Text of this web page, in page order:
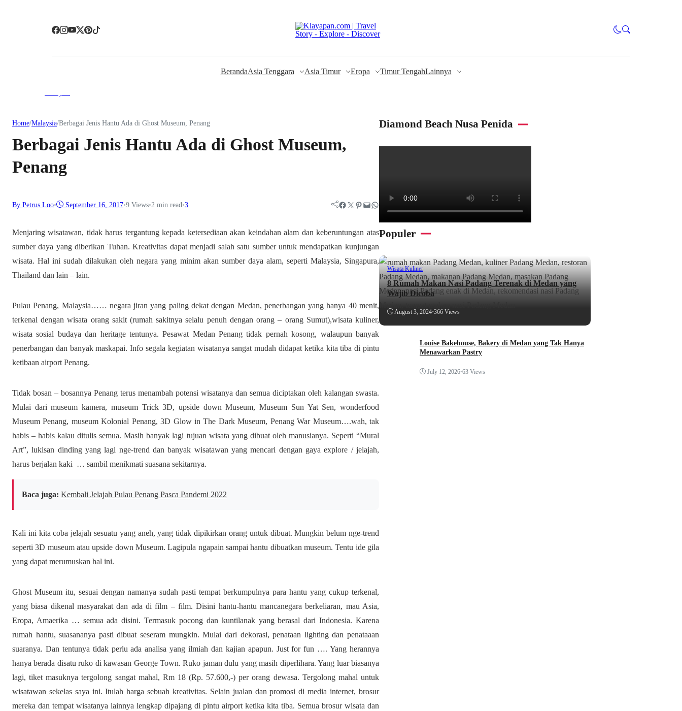
BerandaAsia Tenggara Asia Timur Eropa Timur TengahLainnya
Home/Malaysia/Berbagai Jenis Hantu Ada di Ghost Museum, Penang
Berbagai Jenis Hantu Ada di Ghost Museum,
Penang
By Petrus Loo• September 16, 2017•9 Views•2 min read•3 Facebook Twitter Pinterest Mail WhatsApp
Menjaring wisatawan, tidak harus tergantung kepada ketersediaan akan keindahan alam dan keberuntungan atas
sumber daya yang diberikan Tuhan. Kreativitas dapat menjadi salah satu sumber untuk mendapatkan kunjungan
wisata. Hal ini sudah dilakukan oleh negara yang minim akan sumber daya alam, seperti Malaysia, Singapura,
Thailand dan lain – lain.
Pulau Penang, Malaysia…… negara jiran yang paling dekat dengan Medan, penerbangan yang hanya 40 menit,
terkenal dengan wisata orang sakit (rumah sakitnya selalu penuh dengan orang – orang Sumut),wisata kuliner,
wisata sosial budaya dan heritage tentunya. Pesawat Medan Penang tidak pernah kosong, walaupun banyak
penerbangan dan banyak maskapai. Info segala kegiatan wisatanya sangat mudah didapat ketika kita tiba di pintu
ketibaan airport Penang.
Tidak bosan – bosannya Penang terus menambah potensi wisatanya dan semua diciptakan oleh kalangan swasta.
Mulai dari museum kamera, museum Trick 3D, upside down Museum, Museum Sun Yat Sen, wonderfood
Museum Penang, museum Kolonial Penang, 3D Glow in The Dark Museum, Penang War Museum….wah, tak
habis – habis kalau ditulis semua. Masih banyak lagi tujuan wisata yang dibuat oleh manusianya. Seperti “Mural
Art”, lukisan dinding yang lagi nge-trend dan banyak wisatawan yang mencari dengan gaya explore / jelajah,
harus berjalan kaki … sambil menikmati suasana sekitarnya.
Baca juga: Kembali Jelajah Pulau Penang Pasca Pandemi 2022
Kali ini kita coba jelajah sesuatu yang aneh, yang tidak dipikirkan orang untuk dibuat. Mungkin belum nge-trend
seperti 3D museum atau upside down Museum. Lagipula ngapain sampai hantu dibuatkan museum. Tentu ide gila
yang dapat merumuskan hal ini.
Ghost Museum itu, sesuai dengan namanya sudah pasti tempat berkumpulnya para hantu yang cukup terkenal,
yang biasa dikenal masyarakat dan ada di film – film. Disini hantu-hantu mancanegara berkeliaran, mau Asia,
Eropa, Amaerika … semua ada disini. Termasuk pocong dan kuntilanak yang berasal dari Indonesia. Karena
rumah hantu, suasananya pasti dibuat seseram mungkin. Mulai dari dekorasi, penataan lighting dan penataaan
suaranya. Dan tentunya tidak perlu ada analisa yang ilmiah dan kajian apapun. Just for fun …. Yang herannya
hanya berada disatu ruko di kawasan George Town. Ruko jaman dulu yang masih diperlihara. Yang luar biasanya
lagi, tiket masuknya tergolong sangat mahal, Rm 18 (Rp. 57.600,-) per orang dewasa. Tergolong mahal untuk
wisatawan sekelas saya ini. Itulah harga sebuah kreativitas. Selain jualan dan promosi di media internet, brosur
mereka dan tempat wisatanya lainnya lengkap dipajang di pintu airport ketika kita tiba. Semua brosur wisata dan
Diamond Beach Nusa Penida
Populer
Wisata Kuliner
8 Rumah Makan Nasi Padang Terenak di Medan yang
Wajib Dicoba
August 3, 2024•366 Views
Louise Bakehouse, Bakery di Medan yang Tak Hanya
Menawarkan Pastry
July 12, 2026•63 Views